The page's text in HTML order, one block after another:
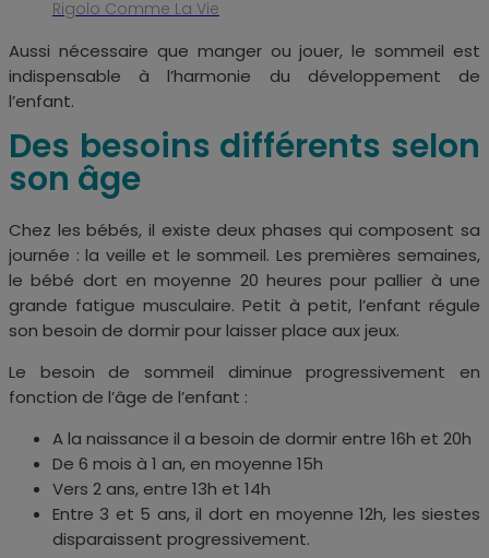
Rigolo Comme La Vie
Aussi nécessaire que manger ou jouer, le sommeil est
indispensable à l’harmonie du développement de
l’enfant.
Des besoins différents selon
son âge
Chez les bébés, il existe deux phases qui composent sa
journée : la veille et le sommeil. Les premières semaines,
le bébé dort en moyenne 20 heures pour pallier à une
grande fatigue musculaire. Petit à petit, l’enfant régule
son besoin de dormir pour laisser place aux jeux.
Le besoin de sommeil diminue progressivement en
fonction de l’âge de l’enfant :
A la naissance il a besoin de dormir entre 16h et 20h
De 6 mois à 1 an, en moyenne 15h
Vers 2 ans, entre 13h et 14h
Entre 3 et 5 ans, il dort en moyenne 12h, les siestes
disparaissent progressivement.